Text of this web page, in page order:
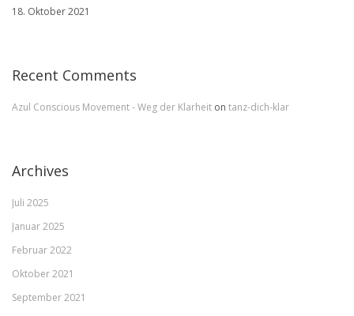
18. Oktober 2021
Recent Comments
Azul Conscious Movement - Weg der Klarheit on tanz-dich-klar
Archives
Juli 2025
Januar 2025
Februar 2022
Oktober 2021
September 2021